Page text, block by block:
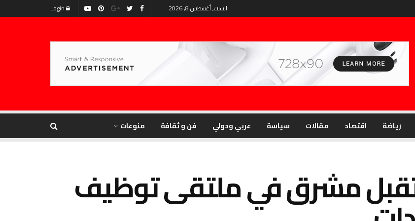
السبت, أغسطس 8, 2026
رياضة اقتصاد مقالات سياسة عربي ودولي فن و ثقافة منوعات
مشرق في ملتقى توظيف